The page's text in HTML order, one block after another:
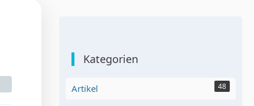
Kategorien
Artikel 48